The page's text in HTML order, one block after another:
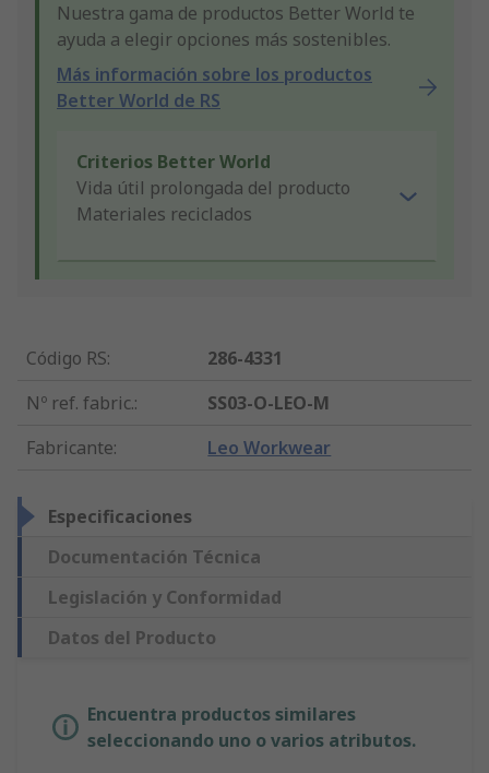
Nuestra gama de productos Better World te
ayuda a elegir opciones más sostenibles.
Más información sobre los productos
Better World de RS
Criterios Better World
Vida útil prolongada del producto
Materiales reciclados
Código RS:
286-4331
Nº ref. fabric.:
SS03-O-LEO-M
Fabricante: Leo Workwear
Especificaciones
Documentación Técnica
Legislación y Conformidad
Datos del Producto
Encuentra productos similares
seleccionando uno o varios atributos.